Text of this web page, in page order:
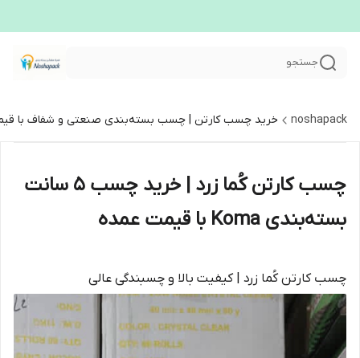
جستجو
noshapack خرید چسب کارتن | چسب بسته‌بندی صنعتی و شفاف با
چسب کارتن کُما زرد | خرید چسب 5 سانت
بسته‌بندی Koma با قیمت عمده
چسب کارتن کُما زرد | کیفیت بالا و چسبندگی عالی